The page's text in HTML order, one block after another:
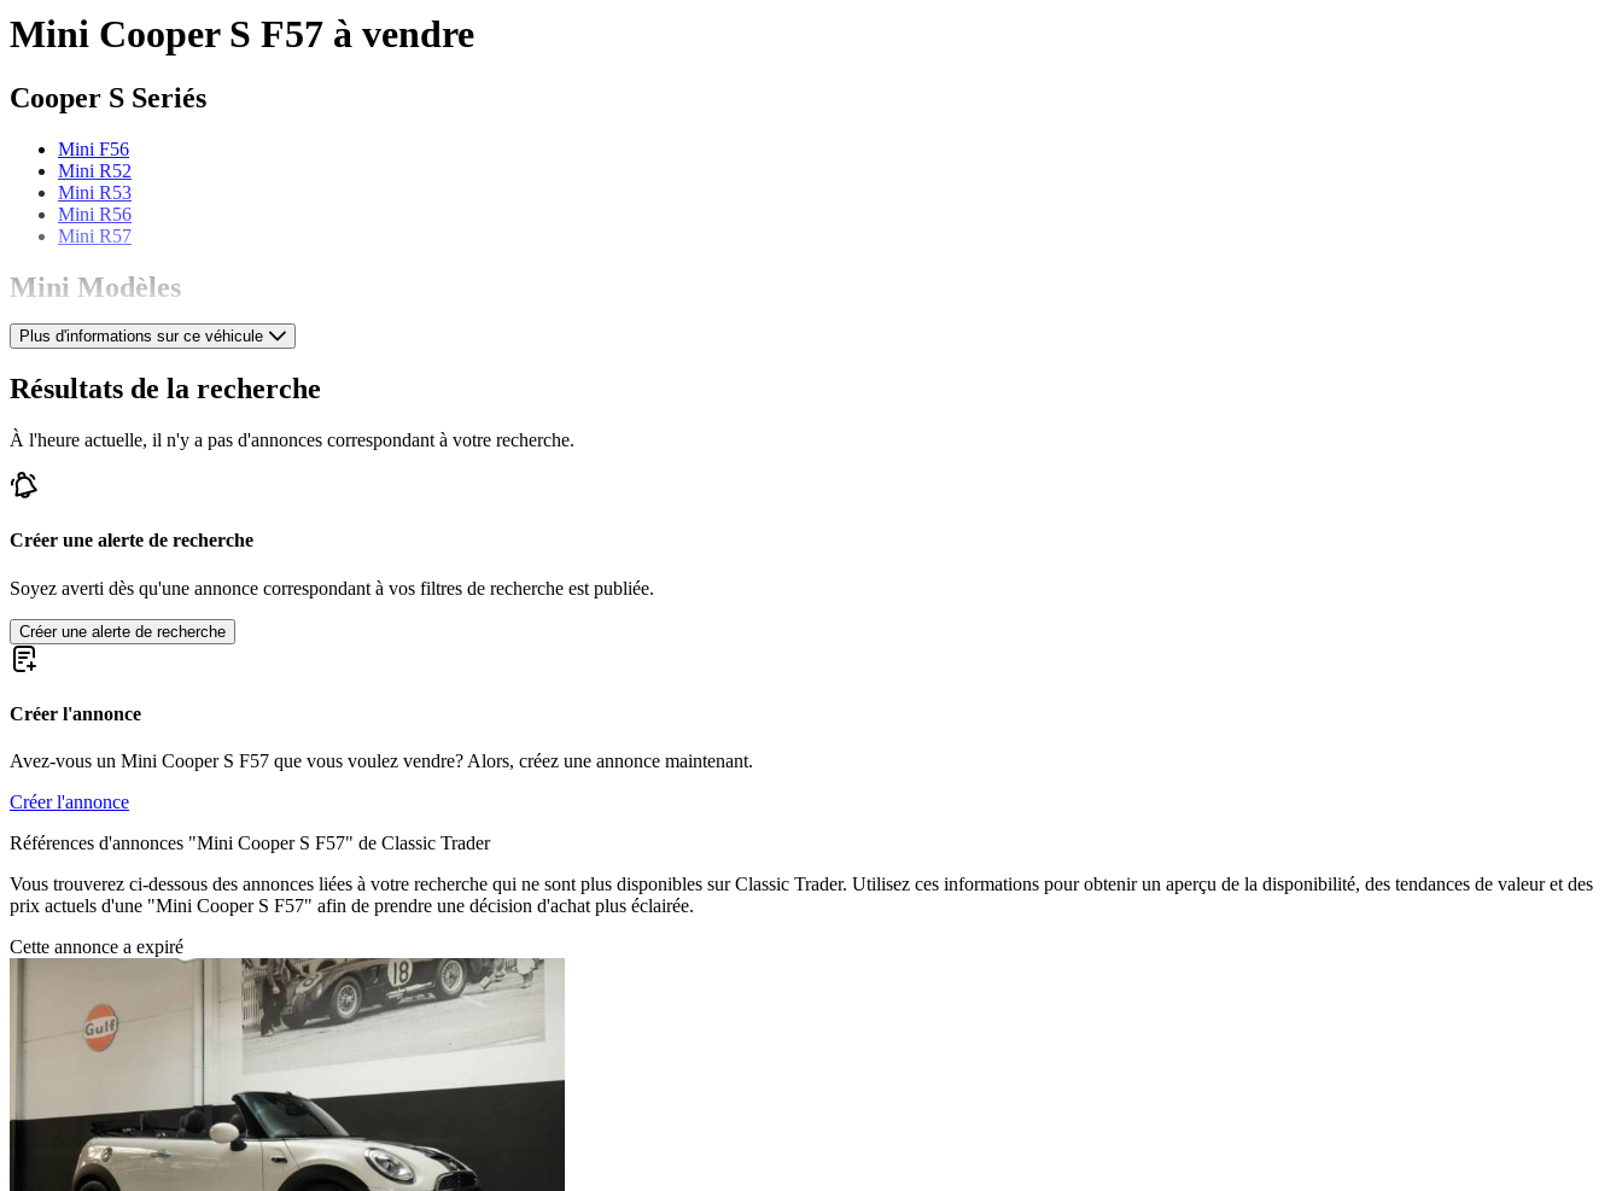
Mini Cooper S F57 à vendre
Cooper S Seriés
Mini F56
Mini R52
Mini R53
Mini R56
Mini R57
Mini Modèles
Mini 1000
Mini 1275
Mini 850
Mini Cooper
Mini One
Plus d'informations sur ce véhicule
Résultats de la recherche
À l'heure actuelle, il n'y a pas d'annonces correspondant à votre recherche.
Créer une alerte de recherche
Soyez averti dès qu'une annonce correspondant à vos filtres de recherche est publiée.
Créer une alerte de recherche
Créer l'annonce
Avez-vous un Mini Cooper S F57 que vous voulez vendre? Alors, créez une annonce maintenant.
Créer l'annonce
Références d'annonces "Mini Cooper S F57" de Classic Trader
Vous trouverez ci-dessous des annonces liées à votre recherche qui ne sont plus disponibles sur Classic Trader. Utilisez ces informations pour obtenir un aperçu de la disponibilité, des tendances de valeur et des
prix actuels d'une "Mini Cooper S F57" afin de prendre une décision d'achat plus éclairée.
Cette annonce a expiré